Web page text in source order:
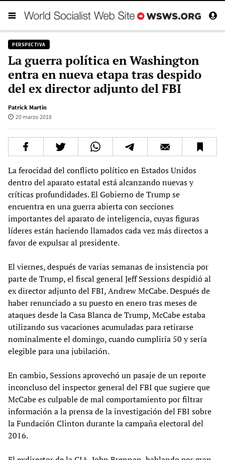
PERSPECTIVA
La guerra política en Washington
entra en nueva etapa tras despido
del ex director adjunto del FBI
Patrick Martin
20 marzo 2018
La ferocidad del conflicto político en Estados Unidos
dentro del aparato estatal está alcanzando nuevas y
críticas profundidades. El Gobierno de Trump se
encuentra en una guerra abierta con secciones
importantes del aparato de inteligencia, cuyas figuras
líderes están haciendo llamados cada vez más directos a
favor de expulsar al presidente.
El viernes, después de varias semanas de insistencia por
parte de Trump, el fiscal general Jeff Sessions despidió al
ex director adjunto del FBI, Andrew McCabe. Después de
haber renunciado a su puesto en enero tras meses de
ataques desde la Casa Blanca de Trump, McCabe estaba
utilizando sus vacaciones acumuladas para retirarse
nominalmente el domingo, cuando cumpliría 50 y sería
elegible para una jubilación.
En cambio, Sessions aprovechó un pasaje de un reporte
inconcluso del inspector general del FBI que sugiere que
McCabe es culpable de mal comportamiento por filtrar
información a la prensa de la investigación del FBI sobre
la Fundación Clinton durante la campaña electoral del
2016.